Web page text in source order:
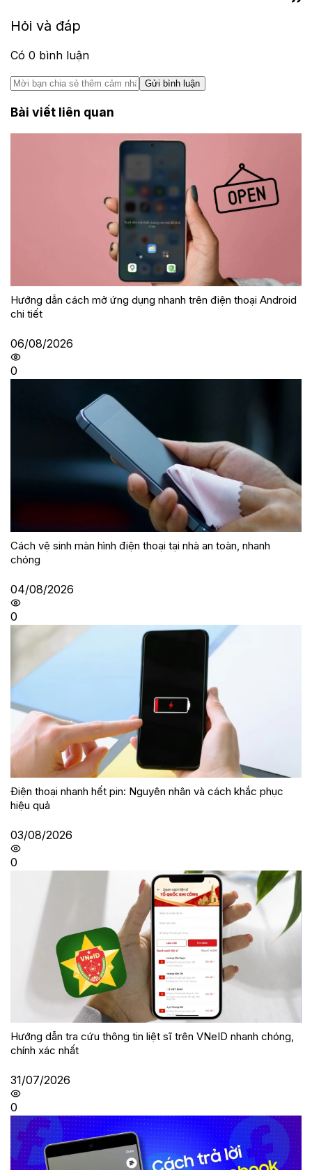
Hỏi và đáp
Có 0 bình luận
Gửi bình luận
Bài viết liên quan
Hướng dẫn cách mở ứng dụng nhanh trên điện thoại Android
chi tiết
06/08/2026
0
Cách vệ sinh màn hình điện thoại tại nhà an toàn, nhanh
chóng
04/08/2026
0
Điện thoại nhanh hết pin: Nguyên nhân và cách khắc phục
hiệu quả
03/08/2026
0
Hướng dẫn tra cứu thông tin liệt sĩ trên VNeID nhanh chóng,
chính xác nhất
31/07/2026
0